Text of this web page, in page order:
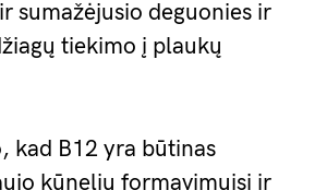
ir sumažėjusio deguonies ir
tiekimo į plaukų
kad B12 yra būtinas
kūnelių formavimuisi ir